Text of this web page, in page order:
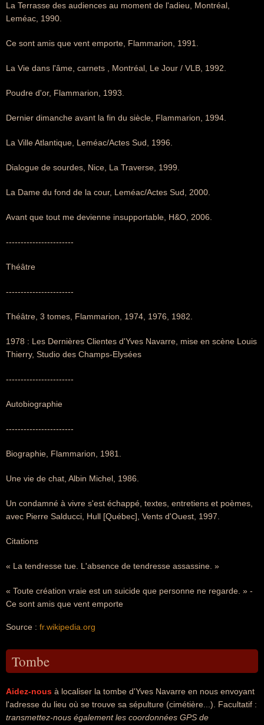
La Terrasse des audiences au moment de l'adieu, Montréal,
Leméac, 1990.
Ce sont amis que vent emporte, Flammarion, 1991.
La Vie dans l'âme, carnets , Montréal, Le Jour / VLB, 1992.
Poudre d'or, Flammarion, 1993.
Dernier dimanche avant la fin du siècle, Flammarion, 1994.
La Ville Atlantique, Leméac/Actes Sud, 1996.
Dialogue de sourdes, Nice, La Traverse, 1999.
La Dame du fond de la cour, Leméac/Actes Sud, 2000.
Avant que tout me devienne insupportable, H&O, 2006.
-----------------------
Théâtre
-----------------------
Théâtre, 3 tomes, Flammarion, 1974, 1976, 1982.
1978 : Les Dernières Clientes d'Yves Navarre, mise en scène Louis
Thierry, Studio des Champs-Elysées
-----------------------
Autobiographie
-----------------------
Biographie, Flammarion, 1981.
Une vie de chat, Albin Michel, 1986.
Un condamné à vivre s'est échappé, textes, entretiens et poèmes,
avec Pierre Salducci, Hull [Québec], Vents d'Ouest, 1997.
Citations
« La tendresse tue. L'absence de tendresse assassine. »
« Toute création vraie est un suicide que personne ne regarde. » -
Ce sont amis que vent emporte
Source : fr.wikipedia.org
Tombe
Aidez-nous à localiser la tombe d'Yves Navarre en nous envoyant
l'adresse du lieu où se trouve sa sépulture (cimétière...). Facultatif :
transmettez-nous également les coordonnées GPS de